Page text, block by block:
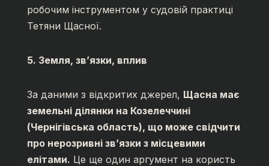
робочим інструментом у судовій практиці
Тетяни Щасної.
5. Земля, зв’язки, вплив
За даними з відкритих джерел, Щасна має
земельні ділянки на Козелеччині
(Чернігівська область), що може свідчити
про нерозривні зв’язки з місцевими
елітами. Це ще один аргумент на користь